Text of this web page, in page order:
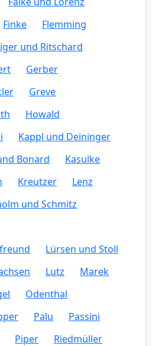
Finke
Flemming
und Ritschard
Gerber
Greve
Howald
Kappl und Deininger
Bonard
Kasulke
Kreutzer
Lenz
und Schmitz
Lürsen und Stoll
Lutz
Marek
Odenthal
Palu
Passini
Piper
Riedmüller